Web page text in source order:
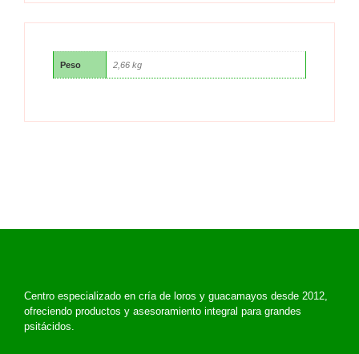
Peso 2,66 kg
Centro especializado en cría de loros y guacamayos desde 2012,
ofreciendo productos y asesoramiento integral para grandes
psitácidos.